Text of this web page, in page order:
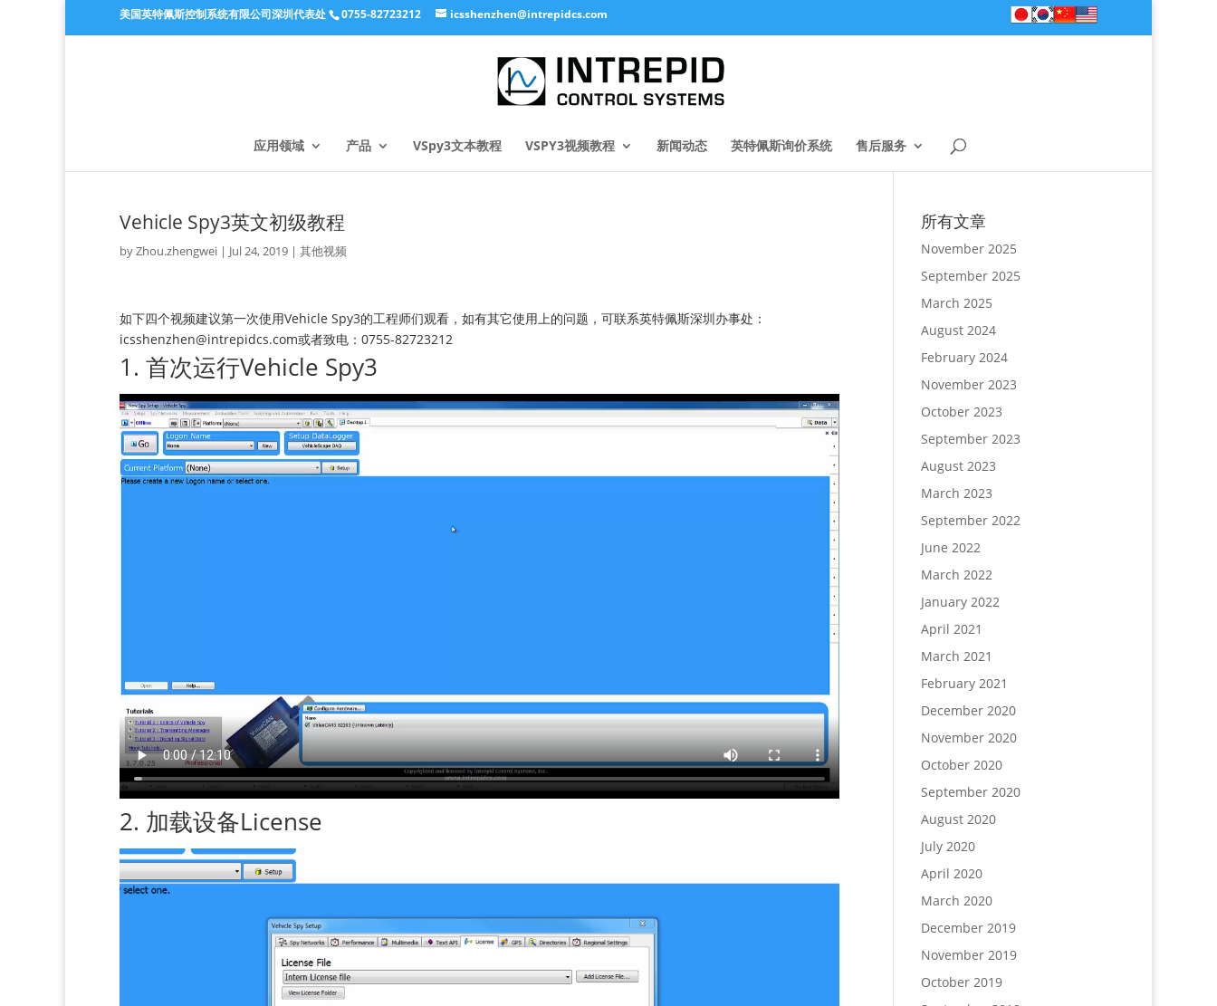
美国英特佩斯控制系统有限公司深圳代表处 0755-82723212 icsshenzhen@intrepidcs.com
应用领域 产品 VSpy3文本教程 VSPY3视频教程 新闻动态 英特佩斯询价系统 售后服务
Vehicle Spy3英文初级教程
byZhou.zhengwei | Jul 24, 2019 | 其他视频
如下四个视频建议第一次使用Vehicle Spy3的工程师们观看，如有其它使用上的问题，可联系英特佩斯深圳办事处：
icsshenzhen@intrepidcs.com或者致电：0755-82723212
1. 首次运行Vehicle Spy3
2. 加载设备License
所有文章
November 2025
September 2025
March 2025
August 2024
February 2024
November 2023
October 2023
September 2023
August 2023
March 2023
September 2022
June 2022
March 2022
January 2022
April 2021
March 2021
February 2021
December 2020
November 2020
October 2020
September 2020
August 2020
July 2020
April 2020
March 2020
December 2019
November 2019
October 2019